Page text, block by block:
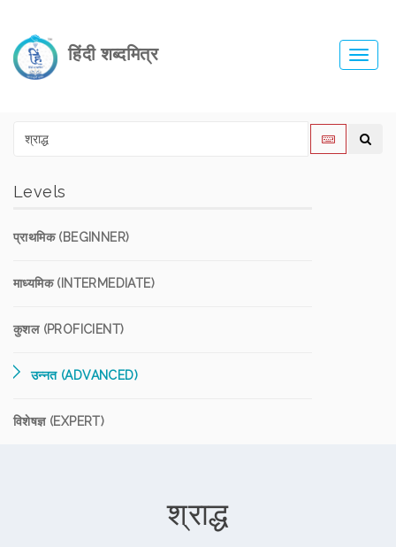
हिंदी शब्दमित्र
Levels
प्राथमिक (BEGINNER)
माध्यमिक (INTERMEDIATE)
कुशल (PROFICIENT)
उन्नत (ADVANCED)
विशेषज्ञ (EXPERT)
श्राद्ध